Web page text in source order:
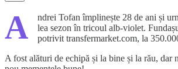
A
ndrei Tofan împlinește 28 de ani și
lea sezon în tricoul alb-violet.
potrivit transfermarket.com, la
A fost alături de echipă și la bine și la rău, dar